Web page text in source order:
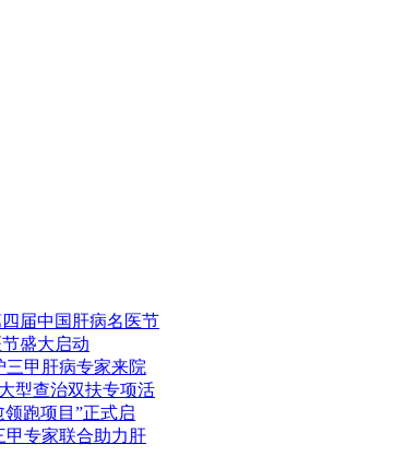
届中国肝病名医节
盛大启动
甲肝病专家来院
型查治双扶专项活
跑项目”正式启
甲专家联合助力肝